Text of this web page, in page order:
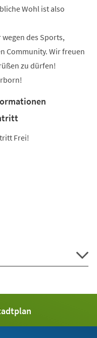
Wohl ist also
des Sports,
Community. Wir freuen
zu dürfen!
Frei!